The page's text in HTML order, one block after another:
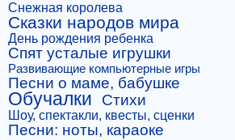
Снежная королева
Сказки народов мира
День рождения ребенка
Спят усталые игрушки
Развивающие компьютерные игры
Песни о маме, бабушке
Обучалки Стихи
Шоу, спектакли, квесты, сценки
Песни: ноты, караоке